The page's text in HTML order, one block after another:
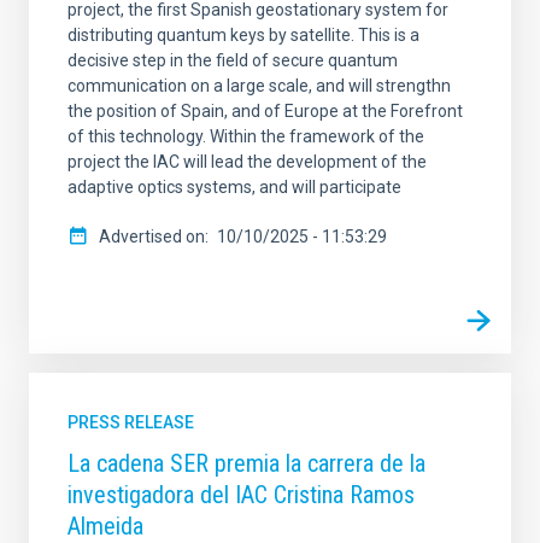
project, the first Spanish geostationary system for
distributing quantum keys by satellite. This is a
decisive step in the field of secure quantum
communication on a large scale, and will strengthn
the position of Spain, and of Europe at the Forefront
of this technology. Within the framework of the
project the IAC will lead the development of the
adaptive optics systems, and will participate
Advertised on 10/10/2025 - 11:53:29
PRESS RELEASE
La cadena SER premia la carrera de la
investigadora del IAC Cristina Ramos
Almeida